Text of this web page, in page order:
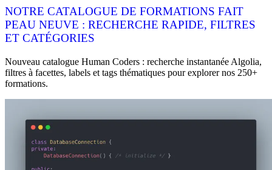
NOTRE CATALOGUE DE FORMATIONS FAIT
PEAU NEUVE : RECHERCHE RAPIDE, FILTRES
ET CATÉGORIES
Nouveau catalogue Human Coders : recherche instantanée Algolia,
filtres à facettes, labels et tags thématiques pour explorer nos 250+
formations.